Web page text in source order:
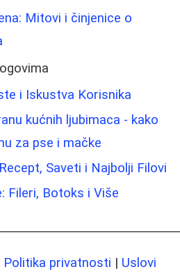
Mitovi i činjenice o
i Iskustva Korisnika
kućnih ljubimaca - kako
za pse i mačke
Saveti i Najbolji Filovi
Fileri, Botoks i Više
Politika privatnosti | Uslovi